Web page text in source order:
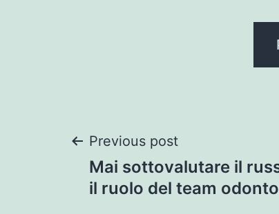
Post
navigation
Previous post
Mai sottovalutare il
il ruolo del team